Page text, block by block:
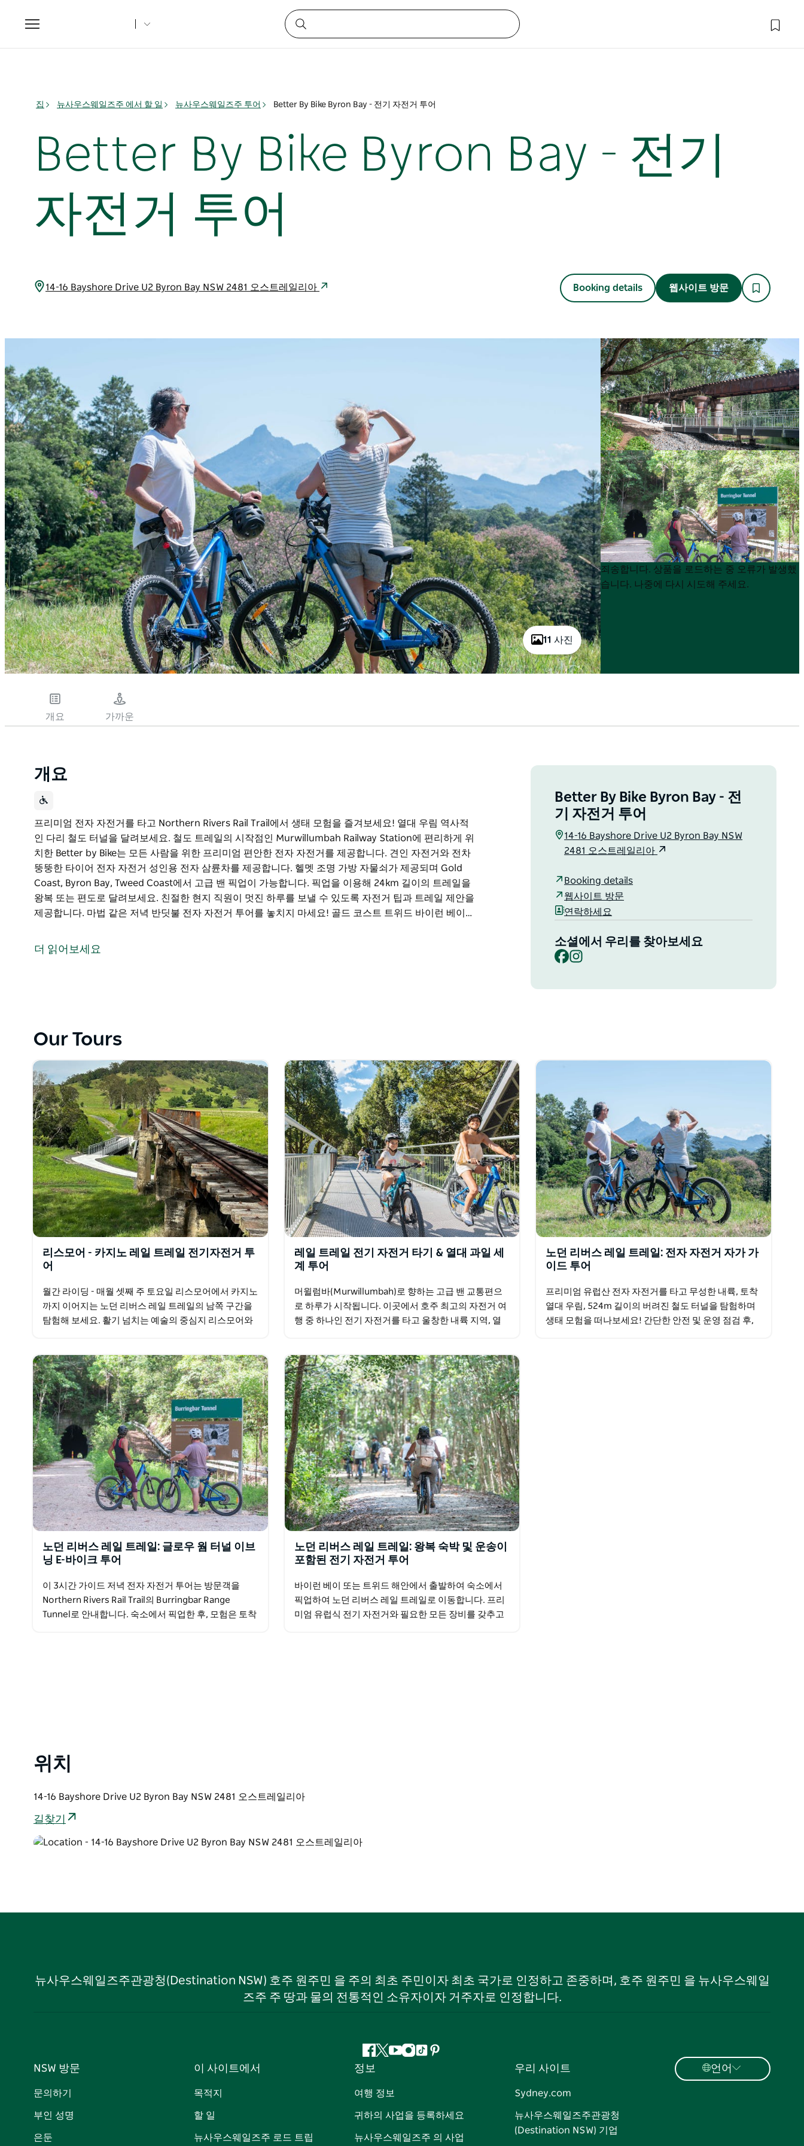
Toggle
navigation
집 뉴사우스웨일즈주 에서 할 일 뉴사우스웨일즈주 투어 Better By Bike Byron Bay - 전기 자전거 투어
Better By Bike Byron Bay - 전기
자전거 투어
14-16 Bayshore Drive U2 Byron Bay NSW 2481 오스트레일리아 Booking details 웹사이트 방문
11 사진
Product
List
Product
List
죄송합니다. 상품을 로드하는 중 오류가 발생했
습니다. 나중에 다시 시도해 주세요.
개요 가까운
개요
프리미엄 전자 자전거를 타고 Northern Rivers Rail Trail에서 생태 모험을 즐겨보세요! 열대 우림 역사적
인 다리 철도 터널을 달려보세요. 철도 트레일의 시작점인 Murwillumbah Railway Station에 편리하게 위
치한 Better by Bike는 모든 사람을 위한 프리미엄 편안한 전자 자전거를 제공합니다. 견인 자전거와 전차
뚱뚱한 타이어 전자 자전거 성인용 전자 삼륜차를 제공합니다. 헬멧 조명 가방 자물쇠가 제공되며 Gold
Coast, Byron Bay, Tweed Coast에서 고급 밴 픽업이 가능합니다. 픽업을 이용해 24km 길이의 트레일을
왕복 또는 편도로 달려보세요. 친절한 현지 직원이 멋진 하루를 보낼 수 있도록 자전거 팁과 트레일 제안을
제공합니다. 마법 같은 저녁 반딧불 전자 자전거 투어를 놓치지 마세요! 골드 코스트 트위드 바이런 베이…
인 다리 철도 터널을 달려보세요.
픽업을 이용해 24km 길이의 트레일을 왕복 또는 편도로 달려보세요. 친절한 현지 직원이 멋진 하루를 보
낼 수 있도록 자전거 팁과 트레일 제안을 제공합니다. 마법 같은 저녁 반딧불 전자 자전거 투어를 놓치지
마세요!
골드 코스트 트위드 바이런 베이 전역의 투어를 위한 80대의 전자 자전거와 운송 수단이 포함된 맞춤형 그
룹 예약이 가능합니다.
더 읽어보세요
Better By Bike Byron Bay - 전
기 자전거 투어
14-16 Bayshore Drive U2 Byron Bay NSW
2481 오스트레일리아
Booking details
웹사이트 방문
연락하세요
소셜에서 우리를 찾아보세요
Facebook
Our Tours
리스모어 - 카지노 레일 트레일 전기자전거 투
어
월간 라이딩 - 매월 셋째 주 토요일 리스모어에서 카지노
까지 이어지는 노던 리버스 레일 트레일의 남쪽 구간을
탐험해 보세요. 활기 넘치는 예술의 중심지 리스모어와
레일 트레일 전기 자전거 타기 & 열대 과일 세
계 투어
머윌럼바(Murwillumbah)로 향하는 고급 밴 교통편으
로 하루가 시작됩니다. 이곳에서 호주 최고의 자전거 여
행 중 하나인 전기 자전거를 타고 울창한 내륙 지역, 열
노던 리버스 레일 트레일: 전자 자전거 자가 가
이드 투어
프리미엄 유럽산 전자 자전거를 타고 무성한 내륙, 토착
열대 우림, 524m 길이의 버려진 철도 터널을 탐험하며
생태 모험을 떠나보세요! 간단한 안전 및 운영 점검 후,
노던 리버스 레일 트레일: 글로우 웜 터널 이브
닝 E-바이크 투어
이 3시간 가이드 저녁 전자 자전거 투어는 방문객을
Northern Rivers Rail Trail의 Burringbar Range
Tunnel로 안내합니다. 숙소에서 픽업한 후, 모험은 토착
노던 리버스 레일 트레일: 왕복 숙박 및 운송이
포함된 전기 자전거 투어
바이런 베이 또는 트위드 해안에서 출발하여 숙소에서
픽업하여 노던 리버스 레일 트레일로 이동합니다. 프리
미엄 유럽식 전기 자전거와 필요한 모든 장비를 갖추고
위치
14-16 Bayshore Drive U2 Byron Bay NSW 2481 오스트레일리아
길찾기
뉴사우스웨일즈주관광청(Destination NSW) 호주 원주민 을 주의 최초 주민이자 최초 국가로 인정하고 존중하며, 호주 원주민 을 뉴사우스웨일
즈주 주 땅과 물의 전통적인 소유자이자 거주자로 인정합니다.
페
이
지 유 인
램
틱
핀
트
NSW 방문
문의하기
부인 성명
은둔
이 사이트에서
목적지
할 일
뉴사우스웨일즈주 로드 트립
정보
여행 정보
귀하의 사업을 등록하세요
뉴사우스웨일즈주 의 사업
우리 사이트
Sydney.com
뉴사우스웨일즈주관광청
(Destination NSW) 기업
언어